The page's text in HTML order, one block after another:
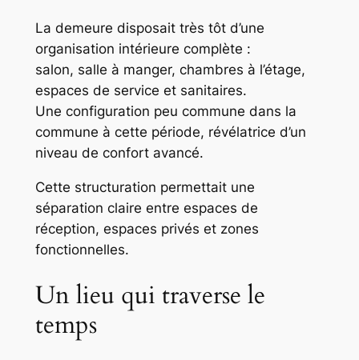
La demeure disposait très tôt d’une
organisation intérieure complète :
salon, salle à manger, chambres à l’étage,
espaces de service et sanitaires.
Une configuration peu commune dans la
commune à cette période, révélatrice d’un
niveau de confort avancé.
Cette structuration permettait une
séparation claire entre espaces de
réception, espaces privés et zones
fonctionnelles.
Un lieu qui traverse le
temps